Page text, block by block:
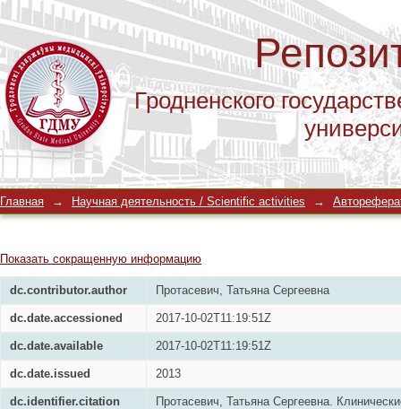
Гродненского
Клинические характеристики
и биогенные амины у доношенных
Главная → Научная деятельность / Scientific activities →
Показать сокращенную информацию
dc.contributor.author Протасевич, Татьяна Сергеевна
dc.date.accessioned 2017-10-02T11:19:51Z
dc.date.available 2017-10-02T11:19:51Z
dc.date.issued 2013
dc.identifier.citation
Протасевич, Татьяна Сергеевна.